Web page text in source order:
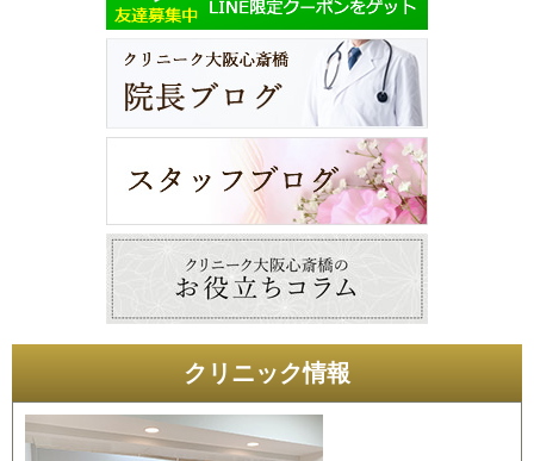
クリニック情報